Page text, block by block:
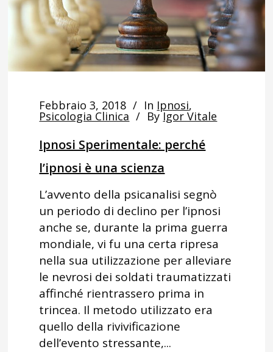
Febbraio 3, 2018 In Ipnosi,
Psicologia Clinica By Igor Vitale
Ipnosi Sperimentale: perché
l’ipnosi è una scienza
L’avvento della psicanalisi segnò
un periodo di declino per l’ipnosi
anche se, durante la prima guerra
mondiale, vi fu una certa ripresa
nella sua utilizzazione per alleviare
le nevrosi dei soldati traumatizzati
affinché rientrassero prima in
trincea. Il metodo utilizzato era
quello della rivivificazione
dell’evento stressante,...